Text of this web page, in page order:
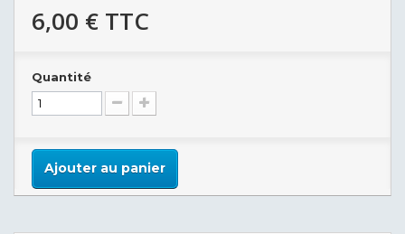
6,00 € TTC
Quantité
Ajouter au panier